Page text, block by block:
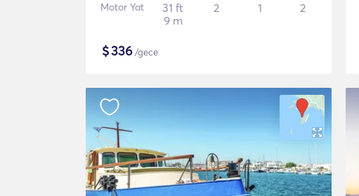
Motor Yat
31 ft
9 m
2 1 2
$336/gece